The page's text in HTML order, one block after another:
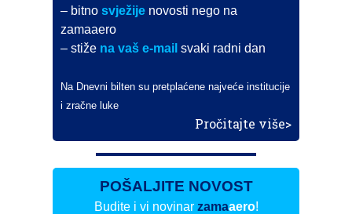
– bitnosvježije novosti nego na
zamaaero
– stiže na vaš e-mail svaki radni dan
Na Dnevni bilten su pretplaćene najveće institucije
i zračne luke
Pročitajte više>
POŠALJITE NOVOST
Budite i vi novinar zamaaero!